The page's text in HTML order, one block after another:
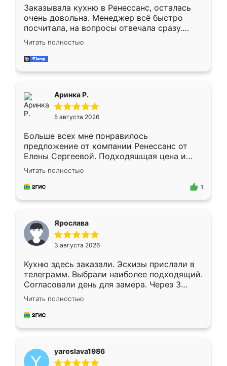
Заказывала кухню в Ренессанс, осталась
очень довольна. Менеджер всё быстро
посчитала, на вопросы отвечала сразу.
Замерщик приехал в субботу, подошёл к
делу со всей ответственностью. Собрали
за день, ребята работали аккуратно, даже
Читать полностью
Аринка Р.
5 августа 2026
Больше всех мне понравилось
предложение от компании Ренессанс от
Елены Сергеевой. Подходяшщая цена и
короткие сроки изготовления. Приехавший
для замера сотрудник Владислав
предложил по моему эскизу самый
Читать полностью
1
Ярослава
3 августа 2026
Кухню здесь заказали. Эскизы прислали в
телеграмм. Выбрали наиболее подходящий.
Согласовали день для замера. Через 3
недели кухня была уже готова. Остались
довольны работой. Спасибо Ренессанс
мебель за качественную работу!
Читать полностью
yaroslava1986